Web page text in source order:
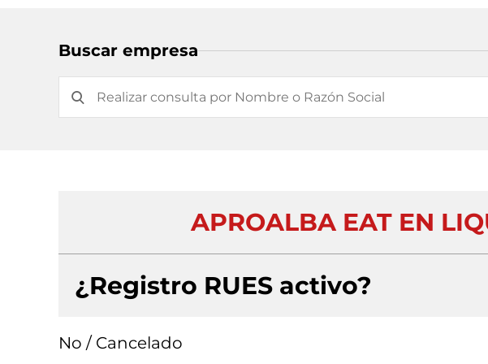
Buscar empresa
APROALBA EAT EN
¿Registro RUES activo?
No / Cancelado